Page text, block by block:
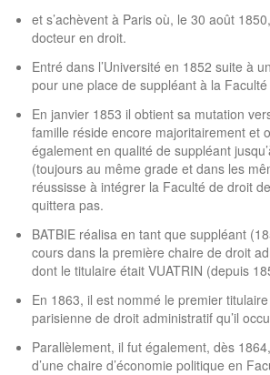
et s’achèvent à Paris où, le 30 août
docteur en droit.
Entré dans l’Université en 1852 suite à
pour une place de suppléant à la
En janvier 1853 il obtient sa mutation
famille réside encore majoritairement et
également en qualité de suppléant
(toujours au même grade et dans les
réussisse à intégrer la Faculté de droit
quittera pas.
BATBIE réalisa en tant que suppléant
cours dans la première chaire de droit
dont le titulaire était VUATRIN (depuis
En 1863, il est nommé le premier
parisienne de droit administratif qu’il
Parallèlement, il fut également, dès
d’une chaire d’économie politique en